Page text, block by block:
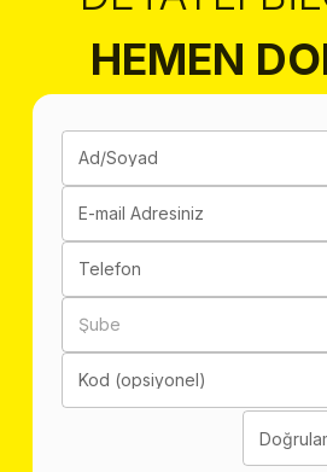
HEMEN
Ad/Soyad
E-mail Adresiniz
Telefon
Şube
Kod (opsiyonel)